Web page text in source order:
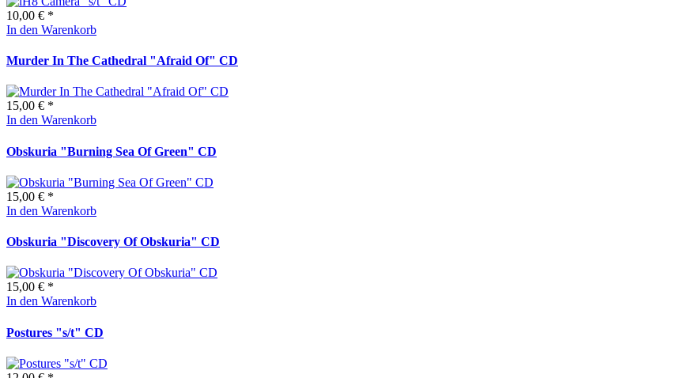
10,00 € *
In den Warenkorb
Murder In The Cathedral "Afraid Of" CD
15,00 € *
In den Warenkorb
Obskuria "Burning Sea Of Green" CD
15,00 € *
In den Warenkorb
Obskuria "Discovery Of Obskuria" CD
15,00 € *
In den Warenkorb
Postures "s/t" CD